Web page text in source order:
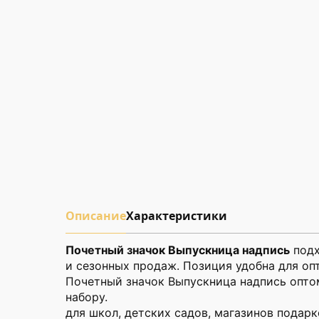
ОписаниеХарактеристики
Почетный значок Выпускница надпись
и сезонных продаж. Позиция удобна для
Почетный значок Выпускница надпись
набору.
для школ, детских садов, магазинов